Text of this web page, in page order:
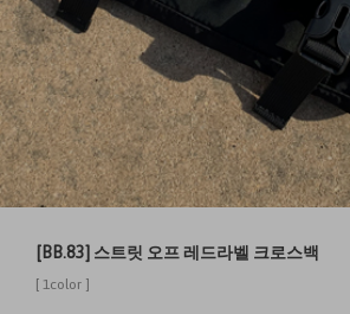
[BB.83] 스트릿 오프 레드라벨 크로스백
[ 1color ]